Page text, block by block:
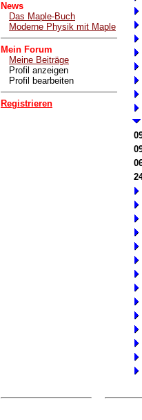
News
Das Maple-Buch
Moderne Physik mit Maple
Mein Forum
Meine Beiträge
Profil anzeigen
Profil bearbeiten
Registrieren